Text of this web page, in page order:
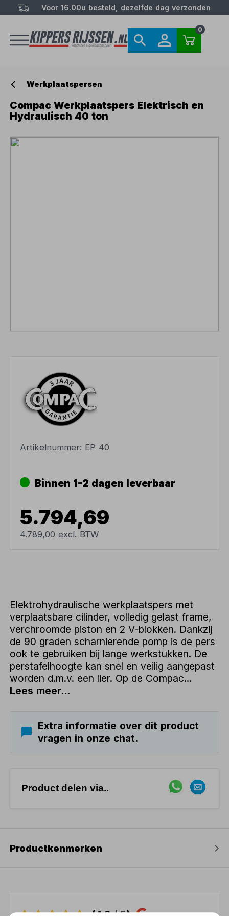
Voor 16.00u besteld, dezelfde dag verzonden
0
Werkplaatspersen
Compac Werkplaatspers Elektrisch en
Hydraulisch 40 ton
Artikelnummer: EP 40
Binnen 1-2 dagen leverbaar
5.794,69
4.789,00 excl. BTW
Elektrohydraulische werkplaatspers met
verplaatsbare cilinder, volledig gelast frame,
verchroomde piston en 2 V-blokken. Dankzij
de 90 graden scharnierende pomp is de pers
ook te gebruiken bij lange werkstukken. De
perstafelhoogte kan snel en veilig aangepast
worden d.m.v. een lier. Op de Compac...
Lees meer...
Extra informatie over dit product
vragen in onze chat.
Product delen via..
Productkenmerken